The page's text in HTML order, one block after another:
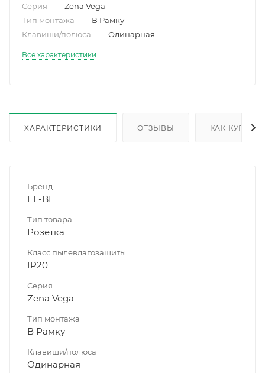
Серия — Zena Vega
Тип монтажа — В Рамку
Клавиши/полюса — Одинарная
Все характеристики
ХАРАКТЕРИСТИКИ ОТЗЫВЫ КАК КУПИТЬ
Бренд
EL-BI
Тип товара
Розетка
Класс пылевлагозащиты
IP20
Серия
Zena Vega
Тип монтажа
В Рамку
Клавиши/полюса
Одинарная